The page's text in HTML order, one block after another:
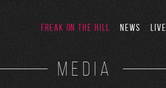
FREAK ON THE HILL NEWS LIVE
MEDIA